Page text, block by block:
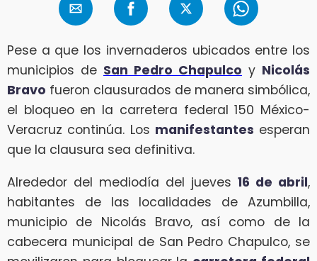
Pese a que los invernaderos ubicados entre los
municipios de San Pedro Chapulco y Nicolás
Bravo fueron clausurados de manera simbólica,
el bloqueo en la carretera federal 150 México-
Veracruz continúa. Los manifestantes esperan
que la clausura sea definitiva.
Alrededor del mediodía del jueves 16 de abril,
habitantes de las localidades de Azumbilla,
municipio de Nicolás Bravo, así como de la
cabecera municipal de San Pedro Chapulco, se